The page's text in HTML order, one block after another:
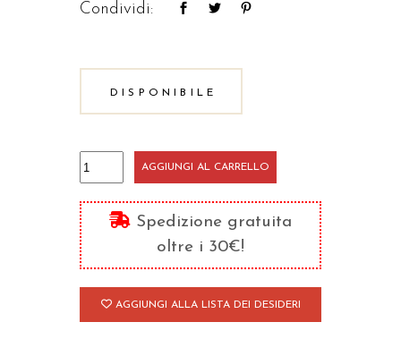
Condividi:
DISPONIBILE
La
verginità
quantità
AGGIUNGI AL CARRELLO
Spedizione gratuita
oltre i 30€!
AGGIUNGI ALLA LISTA DEI DESIDERI